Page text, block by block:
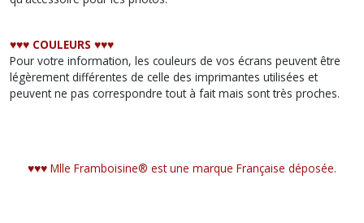
♥︎♥︎♥︎ COULEURS ♥︎♥︎♥︎
Pour votre information, les couleurs de vos écrans peuvent être
légèrement différentes de celle des imprimantes utilisées et
peuvent ne pas correspondre tout à fait mais sont très proches.
♥︎♥︎♥︎ Mlle Framboisine® est une marque Française déposée.